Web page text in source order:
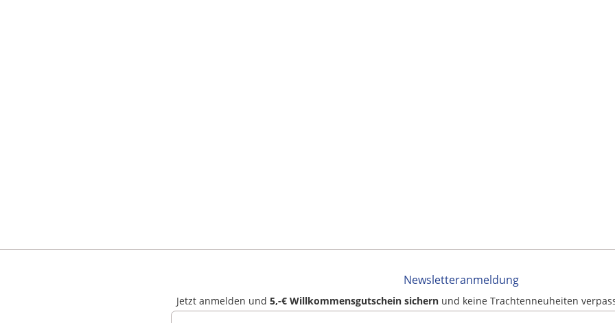
Newsletteranmeldung
Jetzt anmelden und5,-€ Willkommensgutschein sichern und keine Trachtenneuheiten